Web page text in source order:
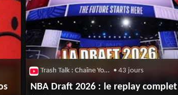
Trash Talk : Chaîne Youtube • 43 jours
NBA Draft 2026 : le replay complet